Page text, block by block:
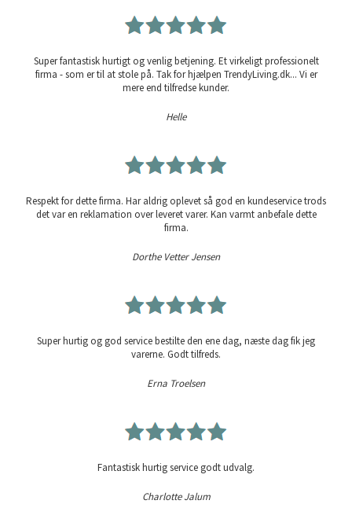
Super fantastisk hurtigt og venlig betjening. Et virkeligt professionelt
firma - som er til at stole på. Tak for hjælpen TrendyLiving.dk... Vi er
mere end tilfredse kunder.
Helle
Respekt for dette firma. Har aldrig oplevet så god en kundeservice trods
det var en reklamation over leveret varer. Kan varmt anbefale dette
firma.
Dorthe Vetter Jensen
Super hurtig og god service bestilte den ene dag, næste dag fik jeg
varerne. Godt tilfreds.
Erna Troelsen
Fantastisk hurtig service godt udvalg.
Charlotte Jalum